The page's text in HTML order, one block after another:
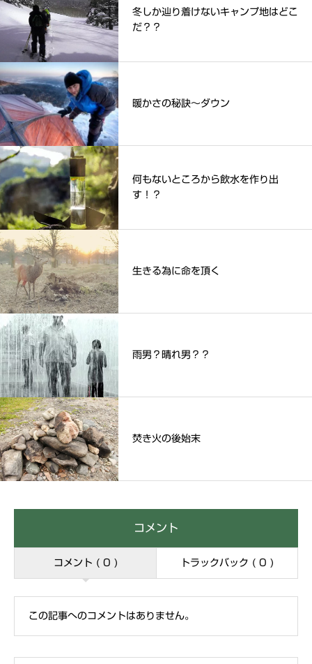
冬しか辿り着けないキャンプ地はどこ
だ？？
暖かさの秘訣～ダウン
何もないところから飲水を作り出
す！？
生きる為に命を頂く
雨男？晴れ男？？
焚き火の後始末
コメント
コメント ( 0 ) トラックバック ( 0 )
この記事へのコメントはありません。